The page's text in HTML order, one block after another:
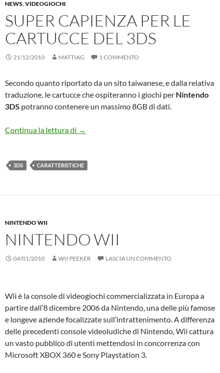
NEWS,VIDEOGIOCHI
SUPER CAPIENZA PER LE
CARTUCCE DEL 3DS
21/12/2010 MATTIAG 1 COMMENTO
Secondo quanto riportato da un sito taiwanese, e dalla relativa
traduzione, le cartucce che ospiteranno i giochi per Nintendo
3DS potranno contenere un massimo 8GB di dati.
Continua la lettura di Super capienza per le cartucce del 3DS
→
3DS CARATTERISTICHE
NINTENDO WII
NINTENDO WII
04/01/2010 WII PEEKER LASCIA UN COMMENTO
Wii è la console di videogiochi commercializzata in Europa a
partire dall’8 dicembre 2006 da Nintendo, una delle più famose
e longeve aziende focalizzate sull’intrattenimento. A differenza
delle precedenti console videoludiche di Nintendo, Wii cattura
un vasto pubblico di utenti mettendosi in concorrenza con
Microsoft XBOX 360 e Sony Playstation 3.